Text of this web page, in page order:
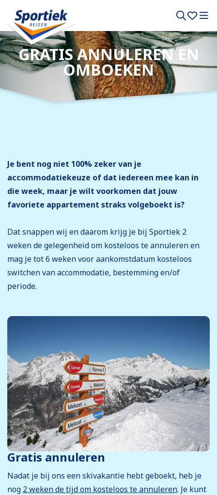
GRATIS ANNULEREN EN
OMBOEKEN
Je bent nog niet 100% zeker van je
accommodatiekeuze of dat iedereen mee kan in
die week, maar je wilt voorkomen dat jouw
favoriete appartement straks volgeboekt is?
Dat snappen wij en daarom krijg je bij Sportiek 2
weken de gelegenheid om kosteloos te annuleren en
mag je tot 6 weken voor aankomstdatum kosteloos
switchen van accommodatie, bestemming en/of
periode.
Gratis annuleren
Nadat je bij ons een skivakantie hebt geboekt, heb je
nog 2 weken de tijd om kosteloos te annuleren. Je kunt